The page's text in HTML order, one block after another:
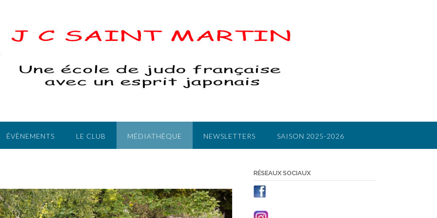
ÉVÈNEMENTS LE CLUB MÉDIATHÈQUE NEWSLETTERS SAISON 2025-2026
RÉSEAUX SOCIAUX